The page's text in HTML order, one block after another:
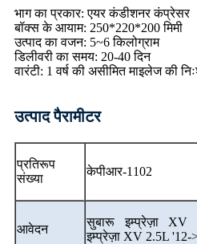
भाग का प्रकार: एयर कंडीशनर कंप्रेसर
बॉक्स के आयाम: 250*220*200 मिमी
उत्पाद का वजन: 5~6 किलोग्राम
डिलीवरी का समय: 20-40 दिन
वारंटी: 1 वर्ष की असीमित माइलेज की
उत्पाद पैरामीटर
प्रतिरूप
संख्या
केपीआर-1102
आवेदन
सुबारू इम्प्रेज़ा XV
इम्प्रेज़ा XV 2.5L '12-